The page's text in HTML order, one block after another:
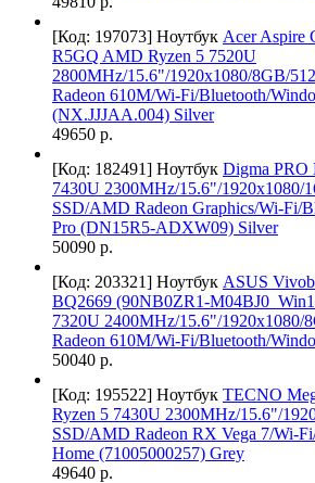
[Код: 197073] Ноутбук Acer Aspire
R5GQ AMD Ryzen 5 7520U
2800MHz/15.6"/1920x1080/8GB/
Radeon 610M/Wi-Fi/Bluetooth/
(NX.JJJAA.004) Silver
49650 р.
[Код: 182491] Ноутбук Digma PRO
7430U 2300MHz/15.6"/1920х1080/
SSD/AMD Radeon Graphics/Wi-Fi/
Pro (DN15R5-ADXW09) Silver
50090 р.
[Код: 203321] Ноутбук ASUS
BQ2669 (90NB0ZR1-
7320U 2400MHz/15.6"/1920x1080/
Radeon 610M/Wi-Fi/Bluetooth/
50040 р.
[Код: 195522] Ноутбук TECNO
Ryzen 5 7430U 2300MHz/15.6"/
SSD/AMD Radeon RX Vega 7/Wi-
Home (71005000257) Grey
49640 р.